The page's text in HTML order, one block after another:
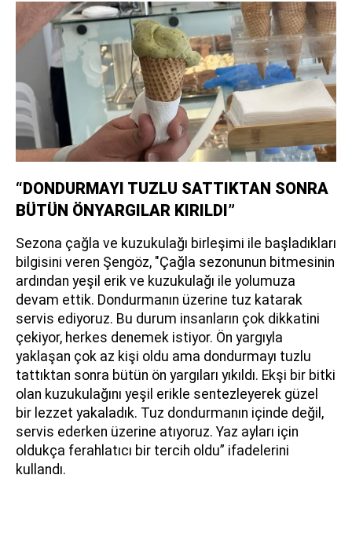
“DONDURMAYI TUZLU SATTIKTAN SONRA
BÜTÜN ÖNYARGILAR KIRILDI”
Sezona çağla ve kuzukulağı birleşimi ile başladıkları
bilgisini veren Şengöz, "Çağla sezonunun bitmesinin
ardından yeşil erik ve kuzukulağı ile yolumuza
devam ettik. Dondurmanın üzerine tuz katarak
servis ediyoruz. Bu durum insanların çok dikkatini
çekiyor, herkes denemek istiyor. Ön yargıyla
yaklaşan çok az kişi oldu ama dondurmayı tuzlu
tattıktan sonra bütün ön yargıları yıkıldı. Ekşi bir bitki
olan kuzukulağını yeşil erikle sentezleyerek güzel
bir lezzet yakaladık. Tuz dondurmanın içinde değil,
servis ederken üzerine atıyoruz. Yaz ayları için
oldukça ferahlatıcı bir tercih oldu” ifadelerini
kullandı.